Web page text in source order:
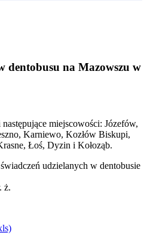
dentobusu na Mazowszu w
miejscowości: Józefów,
Karniewo, Kozłów Biskupi,
Łoś, Dyzin i Kołoząb.
udzielanych w dentobusie
ż.